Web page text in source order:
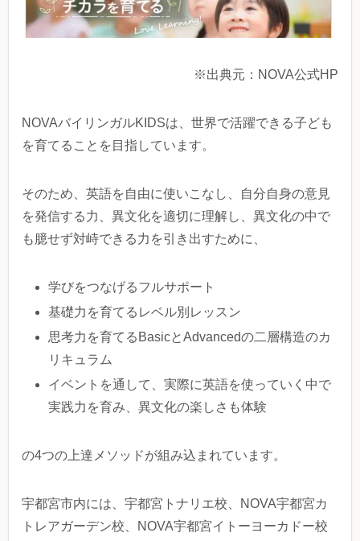
※出典元：NOVA公式HP
NOVAバイリンガルKIDSは、世界で活躍できる子ども
を育てることを目指しています。
そのため、英語を自由に使いこなし、自分自身の意見
を発信する力、異文化を適切に理解し、異文化の中で
も臆せず対峙できる力を引き出すために、
学びをつなげるフルサポート
基礎力を育てるレベル別レッスン
思考力を育てるBasicとAdvancedの二層構造のカ
リキュラム
イベントを通して、実際に英語を使っていく中で
実践力を育み、異文化の楽しさも体験
の4つの上達メソッドが組み込まれています。
宇都宮市内には、宇都宮トナリエ校、NOVA宇都宮カ
トレアガーデン校、NOVA宇都宮イトーヨーカドー校